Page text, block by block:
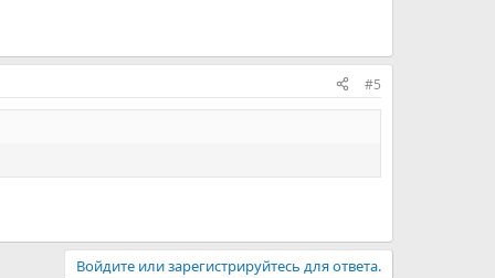
#5
Войдите или зарегистрируйтесь для ответа.